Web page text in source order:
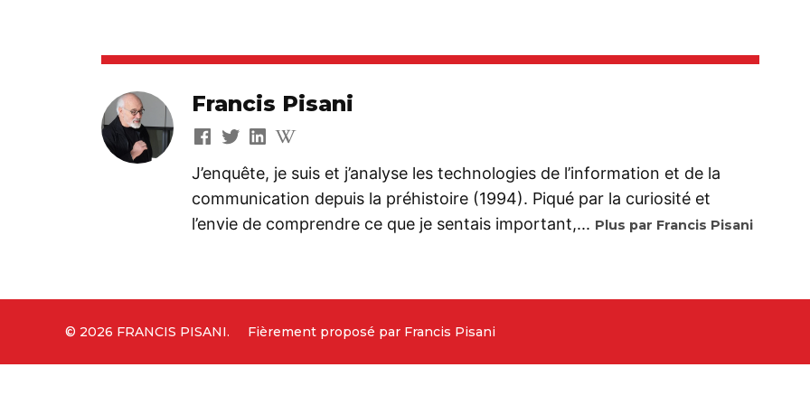
Francis Pisani
J’enquête, je suis et j’analyse les technologies de l’information et de la
communication depuis la préhistoire (1994). Piqué par la curiosité et
l’envie de comprendre ce que je sentais important,... Plus par Francis Pisani
© 2026 FRANCIS PISANI. Fièrement proposé par Francis Pisani